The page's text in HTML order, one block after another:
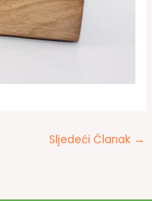
Sljedeći Članak →